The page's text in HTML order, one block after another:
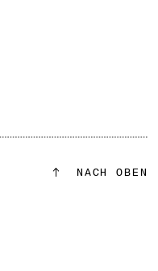
NACH OBEN